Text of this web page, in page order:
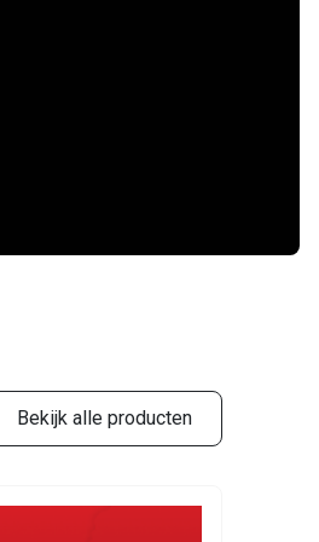
Bekijk alle producten